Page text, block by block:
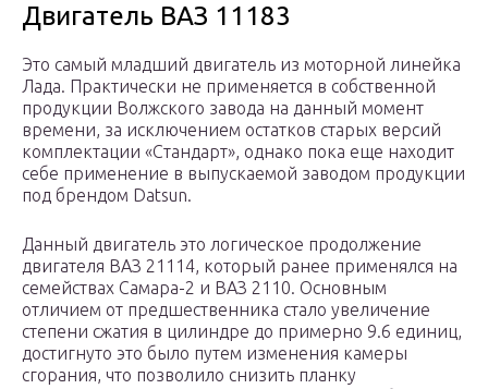
Двигатель ВАЗ 11183
Это самый младший двигатель из моторной линейка
Лада. Практически не применяется в собственной
продукции Волжского завода на данный момент
времени, за исключением остатков старых версий
комплектации «Стандарт», однако пока еще находит
себе применение в выпускаемой заводом продукции
под брендом Datsun.
Данный двигатель это логическое продолжение
двигателя ВАЗ 21114, который ранее применялся на
семействах Самара-2 и ВАЗ 2110. Основным
отличием от предшественника стало увеличение
степени сжатия в цилиндре до примерно 9.6 единиц,
достигнуто это было путем изменения камеры
сгорания, что позволило снизить планку